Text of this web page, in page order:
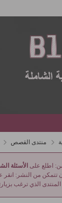
منتدى القصص
من: اطلع على الأسئلة
تتمكن من النشر: انقر
الذي ترغب